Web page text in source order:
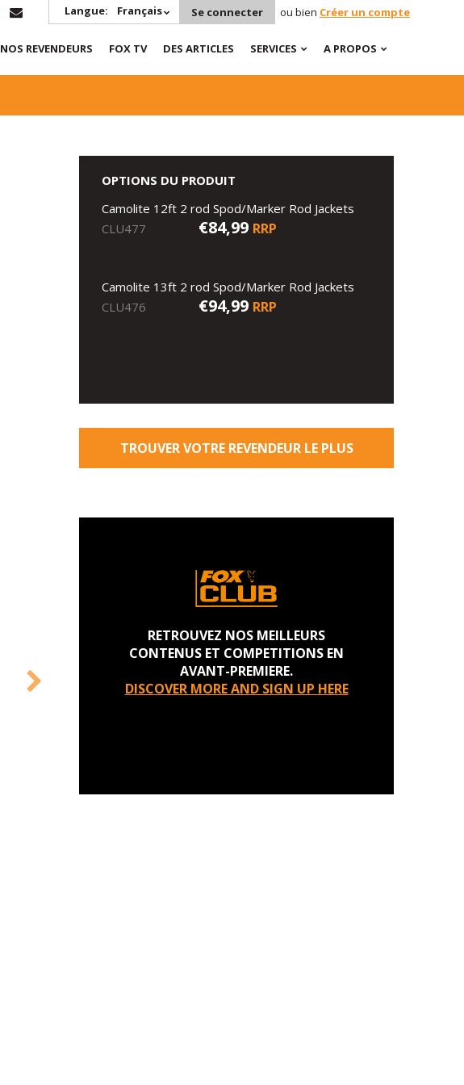
Langue: Français Se connecter ou bien Créer un compte
NOS REVENDEURS FOX TV DES ARTICLES SERVICES A PROPOS
OPTIONS DU PRODUIT
Camolite 12ft 2 rod Spod/Marker Rod Jackets
CLU477
€84,99 RRP
Camolite 13ft 2 rod Spod/Marker Rod Jackets
CLU476
€94,99 RRP
TROUVER VOTRE REVENDEUR LE PLUS
RETROUVEZ NOS MEILLEURS
CONTENUS ET COMPETITIONS EN
AVANT-PREMIERE.
DISCOVER MORE AND SIGN UP HERE